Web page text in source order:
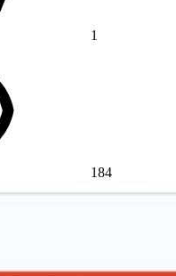
1
184